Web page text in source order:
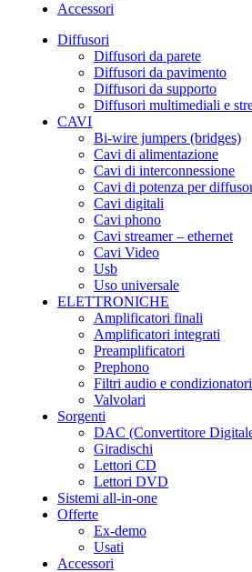
Accessori
Diffusori
Diffusori da parete
Diffusori da pavimento
Diffusori da supporto
Diffusori multimediali e
CAVI
Bi-wire jumpers (bridges)
Cavi di alimentazione
Cavi di interconnessione
Cavi di potenza per
Cavi digitali
Cavi phono
Cavi streamer – ethernet
Cavi Video
Usb
Uso universale
ELETTRONICHE
Amplificatori finali
Amplificatori integrati
Preamplificatori
Prephono
Filtri audio e
Valvolari
Sorgenti
DAC (Convertitore
Giradischi
Lettori CD
Lettori DVD
Sistemi all-in-one
Offerte
Ex-demo
Usati
Accessori